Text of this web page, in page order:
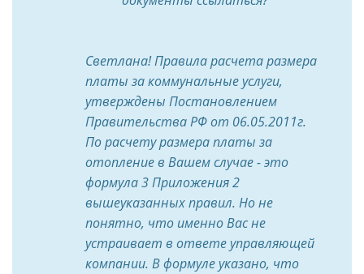
Светлана! Правила расчета размера
платы за коммунальные услуги,
утверждены Постановлением
Правительства РФ от 06.05.2011г.
По расчету размера платы за
отопление в Вашем случае - это
формула 3 Приложения 2
вышеуказанных правил. Но не
понятно, что именно Вас не
устраивает в ответе управляющей
компании. В формуле указано, что